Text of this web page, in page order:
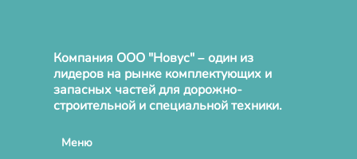
Компания ООО "Новус" – один из
лидеров на рынке комплектующих и
запасных частей для дорожно-
строительной и специальной техники.
Меню